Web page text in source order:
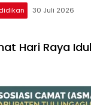
30 Juli 2026
Hari Raya